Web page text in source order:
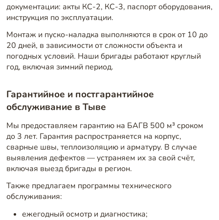
документации: акты КС-2, КС-3, паспорт оборудования,
инструкция по эксплуатации.
Монтаж и пуско-наладка выполняются в срок от 10 до
20 дней, в зависимости от сложности объекта и
погодных условий. Наши бригады работают круглый
год, включая зимний период.
Гарантийное и постгарантийное
обслуживание в Тыве
Мы предоставляем гарантию на БАГВ 500 м³ сроком
до 3 лет. Гарантия распространяется на корпус,
сварные швы, теплоизоляцию и арматуру. В случае
выявления дефектов — устраняем их за свой счёт,
включая выезд бригады в регион.
Также предлагаем программы технического
обслуживания:
ежегодный осмотр и диагностика;